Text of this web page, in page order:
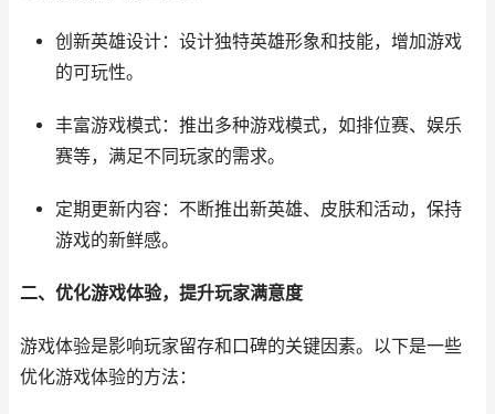
创新英雄设计：设计独特英雄形象和技能，增加游戏
的可玩性。
丰富游戏模式：推出多种游戏模式，如排位赛、娱乐
赛等，满足不同玩家的需求。
定期更新内容：不断推出新英雄、皮肤和活动，保持
游戏的新鲜感。
二、优化游戏体验，提升玩家满意度
游戏体验是影响玩家留存和口碑的关键因素。以下是一些
优化游戏体验的方法：